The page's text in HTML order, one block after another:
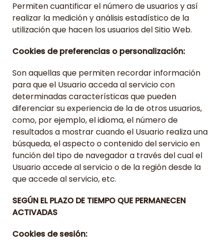
Permiten cuantificar el número de usuarios y así
realizar la medición y análisis estadístico de la
utilización que hacen los usuarios del Sitio Web.
Cookies de preferencias o personalización:
Son aquellas que permiten recordar información
para que el Usuario acceda al servicio con
determinadas características que pueden
diferenciar su experiencia de la de otros usuarios,
como, por ejemplo, el idioma, el número de
resultados a mostrar cuando el Usuario realiza una
búsqueda, el aspecto o contenido del servicio en
función del tipo de navegador a través del cual el
Usuario accede al servicio o de la región desde la
que accede al servicio, etc.
SEGÚN EL PLAZO DE TIEMPO QUE PERMANECEN
ACTIVADAS
Cookies de sesión: